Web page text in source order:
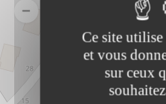
Ce site
et vous
sur ceux